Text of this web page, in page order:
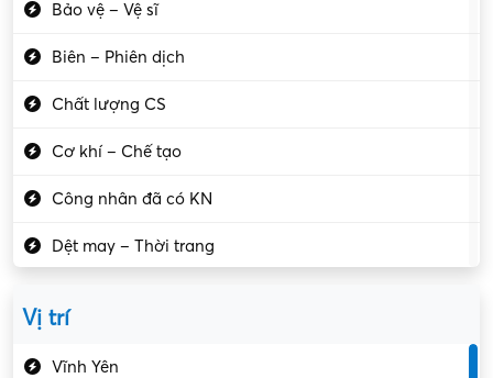
Bảo vệ – Vệ sĩ
Biên – Phiên dịch
Chất lượng CS
Cơ khí – Chế tạo
Công nhân đã có KN
Dệt may – Thời trang
Vị trí
Vĩnh Yên